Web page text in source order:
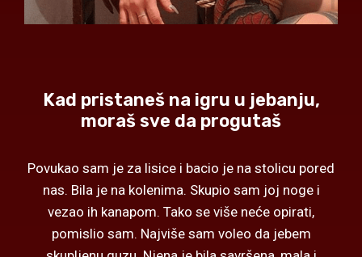
Kad pristaneš na igru u jebanju,
moraš sve da progutaš
Povukao sam je za lisice i bacio je na stolicu pored
nas. Bila je na kolenima. Skupio sam joj noge i
vezao ih kanapom. Tako se više neće opirati,
pomislio sam. Najviše sam voleo da jebem